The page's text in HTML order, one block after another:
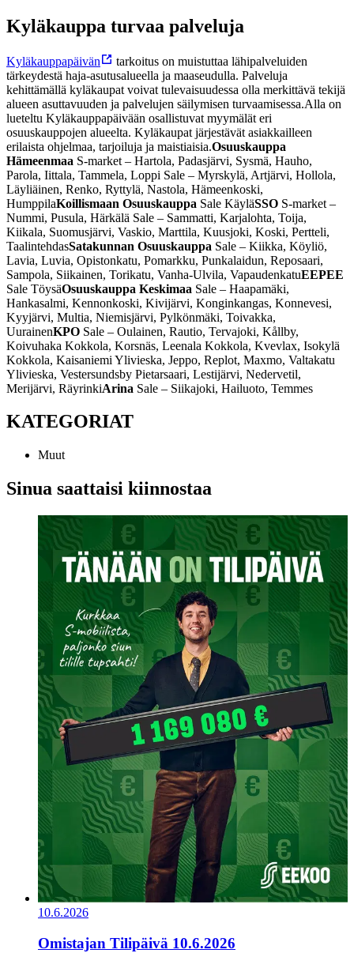
Kyläkauppa turvaa palveluja
Kyläkauppapäivän
tarkoitus on muistuttaa lähipalveluiden
tärkeydestä haja-asutusalueella ja maaseudulla. Palveluja
kehittämällä kyläkaupat voivat tulevaisuudessa olla merkittävä tekijä
alueen asuttavuuden ja palvelujen säilymisen turvaamisessa.Alla on
lueteltu Kyläkauppapäivään osallistuvat myymälät eri
osuuskauppojen alueelta. Kyläkaupat järjestävät asiakkailleen
erilaista ohjelmaa, tarjoiluja ja maistiaisia.Osuuskauppa
Hämeenmaa S-market – Hartola, Padasjärvi, Sysmä, Hauho,
Parola, Iittala, Tammela, Loppi Sale – Myrskylä, Artjärvi, Hollola,
Läyliäinen, Renko, Ryttylä, Nastola, Hämeenkoski,
HumppilaKoillismaan Osuuskauppa Sale KäyläSSO S-market –
Nummi, Pusula, Härkälä Sale – Sammatti, Karjalohta, Toija,
Kiikala, Suomusjärvi, Vaskio, Marttila, Kuusjoki, Koski, Pertteli,
TaalintehdasSatakunnan Osuuskauppa Sale – Kiikka, Köyliö,
Lavia, Luvia, Opistonkatu, Pomarkku, Punkalaidun, Reposaari,
Sampola, Siikainen, Torikatu, Vanha-Ulvila, VapaudenkatuEEPEE
Sale TöysäOsuuskauppa Keskimaa Sale – Haapamäki,
Hankasalmi, Kennonkoski, Kivijärvi, Konginkangas, Konnevesi,
Kyyjärvi, Multia, Niemisjärvi, Pylkönmäki, Toivakka,
UurainenKPO Sale – Oulainen, Rautio, Tervajoki, Kållby,
Koivuhaka Kokkola, Korsnäs, Leenala Kokkola, Kvevlax, Isokylä
Kokkola, Kaisaniemi Ylivieska, Jeppo, Replot, Maxmo, Valtakatu
Ylivieska, Vestersundsby Pietarsaari, Lestijärvi, Nedervetil,
Merijärvi, RäyrinkiArina Sale – Siikajoki, Hailuoto, Temmes
KATEGORIAT
Muut
Sinua saattaisi kiinnostaa
10.6.2026
Omistajan Tilipäivä 10.6.2026